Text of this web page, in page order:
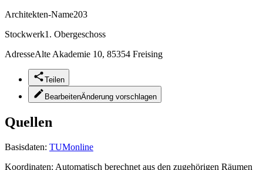
Architekten-Name203
Stockwerk1. Obergeschoss
AdresseAlte Akademie 10, 85354 Freising
Teilen
BearbeitenÄnderung vorschlagen
Quellen
Basisdaten: TUMonline
Koordinaten: Automatisch berechnet aus den zugehörigen Räumen